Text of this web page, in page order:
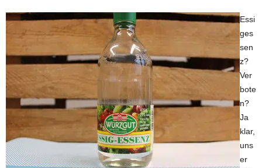
Essi
ges
sen
z?
Ver
bote
n?
Ja
klar,
uns
er